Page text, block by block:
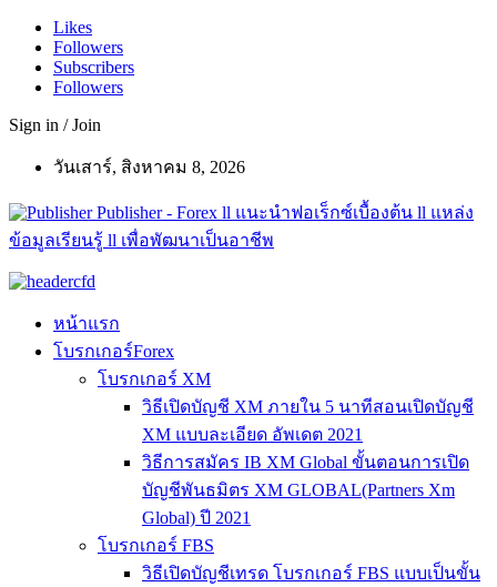
Likes
Followers
Subscribers
Followers
Sign in / Join
วันเสาร์, สิงหาคม 8, 2026
Publisher - Forex ll แนะนำฟอเร็กซ์เบื้องต้น ll แหล่ง
ข้อมูลเรียนรู้ ll เพื่อพัฒนาเป็นอาชีพ
หน้าแรก
โบรกเกอร์Forex
โบรกเกอร์ XM
วิธีเปิดบัญชี XM ภายใน 5 นาทีสอนเปิดบัญชี
XM แบบละเอียด อัพเดต 2021
วิธีการสมัคร IB XM Global ขั้นตอนการเปิด
บัญชีพันธมิตร XM GLOBAL(Partners Xm
Global) ปี 2021
โบรกเกอร์ FBS
วิธีเปิดบัญชีเทรด โบรกเกอร์ FBS แบบเป็นขั้น